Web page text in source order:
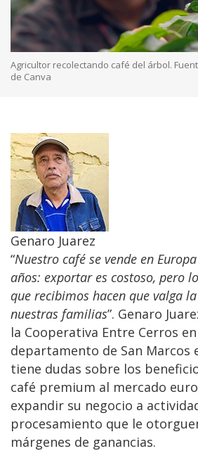
Agricultor recolectando café del árbol.
de Canva
Genaro Juarez
“Nuestro café se vende en
años: exportar es costoso, pero
que recibimos hacen que valga
nuestras familias”. Genaro
la Cooperativa Entre Cerros
departamento de San Marcos
tiene dudas sobre los
café premium al mercado
expandir su negocio a
procesamiento que le
márgenes de ganancias.